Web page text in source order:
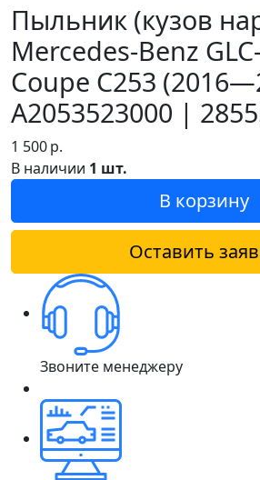
Пыльник (кузов
Mercedes-Benz
Coupe C253
A2053523000 |
1 500р.
В наличии 1 шт.
В корзину
Оставить
Звоните менеджеру